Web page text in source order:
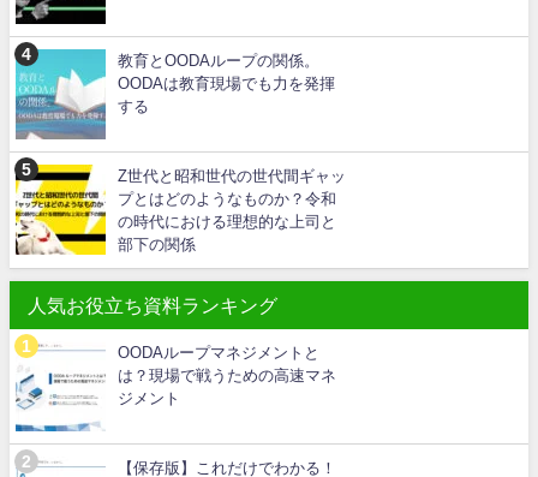
教育とOODAループの関係。
OODAは教育現場でも力を発揮
する
Z世代と昭和世代の世代間ギャッ
プとはどのようなものか？令和
の時代における理想的な上司と
部下の関係
人気お役立ち資料ランキング
OODAループマネジメントと
は？現場で戦うための高速マネ
ジメント
【保存版】これだけでわかる！